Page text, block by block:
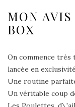
MON
BOX
On commence très
lancée en
Une routine
Un véritable coup